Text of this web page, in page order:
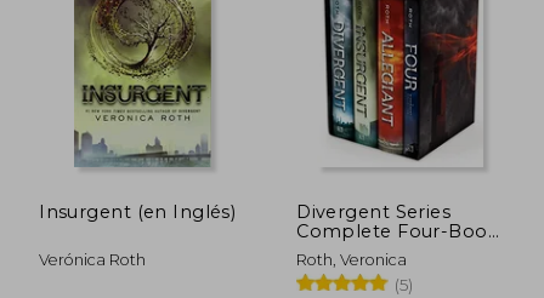
Insurgent (en Inglés)
Verónica Roth
Divergent Series
Complete Four-Book
box set (en Inglés)
Roth, Veronica
(5)